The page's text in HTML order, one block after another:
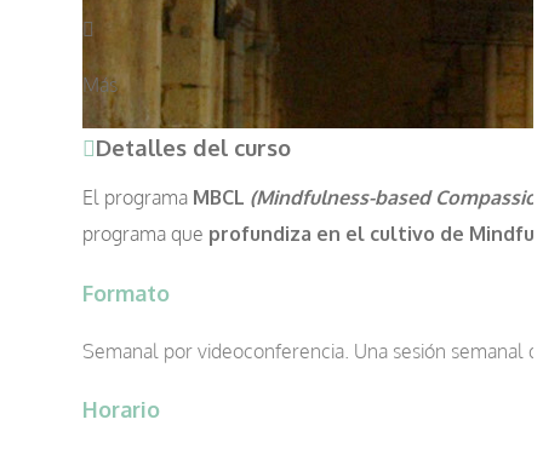
Más
Detalles del curso
El programa MBCL (Mindfulness-based
programa que profundiza en el cultivo de
Formato
Semanal por videoconferencia. Una sesión semanal
Horario